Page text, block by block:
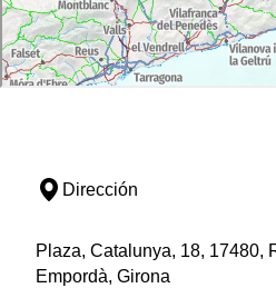
Dirección
Plaza, Catalunya, 18, 17480,
Empordà, Girona